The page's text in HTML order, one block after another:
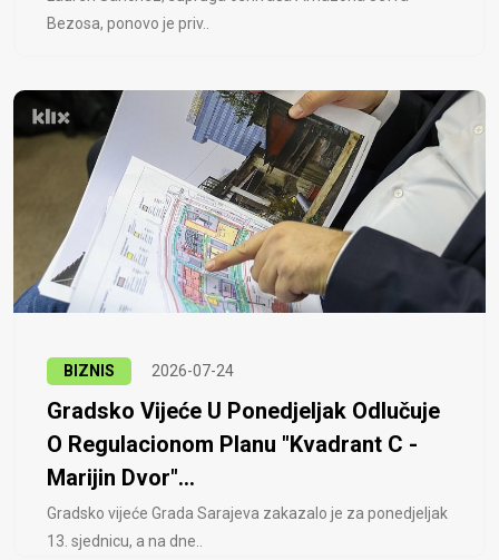
Bezosa, ponovo je priv..
BIZNIS 2026-07-24
Gradsko Vijeće U Ponedjeljak Odlučuje
O Regulacionom Planu "Kvadrant C -
Marijin Dvor"...
Gradsko vijeće Grada Sarajeva zakazalo je za ponedjeljak
13. sjednicu, a na dne..